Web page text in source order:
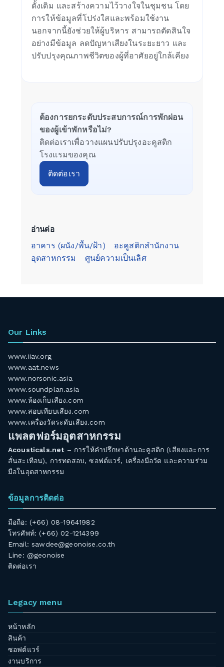
ดั้งเดิม และสร้างความไว้วางใจในชุมชน โดย
การให้ข้อมูลที่โปร่งใสและพร้อมใช้งาน
นอกจากนี้ยังช่วยให้ผู้บริหาร สามารถตัดสินใจ
อย่างมีข้อมูล ลดปัญหาเสียงในระยะยาว และ
ปรับปรุงคุณภาพชีวิตของผู้ที่อาศัยอยู่ใกล้เคียง
ต้องการยกระดับประสบการณ์การพักผ่อน
ของผู้เข้าพักหรือไม่?
ติดต่อเราเพื่อวางแผนปรับปรุงอะคูสติก
โรงแรมของคุณ
ติดต่อเรา
อ่านต่อ
อาคาร (ผนัง/พื้น/ฝ้า)
อะคูสติกสำนักงาน
อุตสาหกรรม
ศูนย์ความเป็นเลิศ
Our Links
www.iiav.org
www.aat.news
www.norsonic.asia
www.soundplan.asia
www.ห้องเก็บเสียง.com
www.สอบเทียบเสียง.com
www.เครื่องวัดระดับเสียง.com
แพลตฟอร์มอุตสาหกรรม
Acousticals.net– การให้คำปรึกษาด้านอะคูสติก (เสียงและการ
สั่นสะเทือน), การทดสอบ, ซอฟต์แวร์, เครื่องมือวัด และความร่วม
มือในอุตสาหกรรม
ข้อมูลการติดต่อ
มือถือ: (+66) 08-19641982
โทรศัพท์: (+66) 02-1214399
Email:sawdee@geonoise.co.th
Line: @geonoise
ติดต่อเรา
Legacy menu
หน้าหลัก
สินค้า
ซอฟต์แวร์
งานบริการ